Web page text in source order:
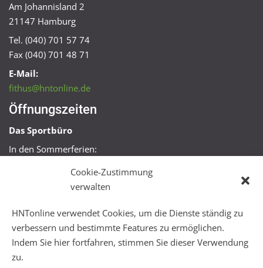
Cookie-Zustimmung
verwalten
HNTonline verwendet Cookies, um die Dienste ständig zu
verbessern und bestimmte Features zu ermöglichen.
Indem Sie hier fortfahren, stimmen Sie dieser Verwendung
zu.
Am Johannisland 2
21147 Hamburg
Tel. (040) 701 57 74
Fax (040) 701 48 71
E-Mail:
fithus@hntonline.de
Öffnungszeiten
Das Sportbüro
In den Sommerferien:
Mo + Mi 16:00 – 18:00 Uhr
Mo – Fr 08:00 – 22:00 Uhr
Sa + So 10:00 – 18:00 Uhr